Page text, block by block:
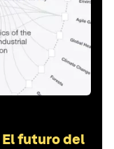
El futuro del